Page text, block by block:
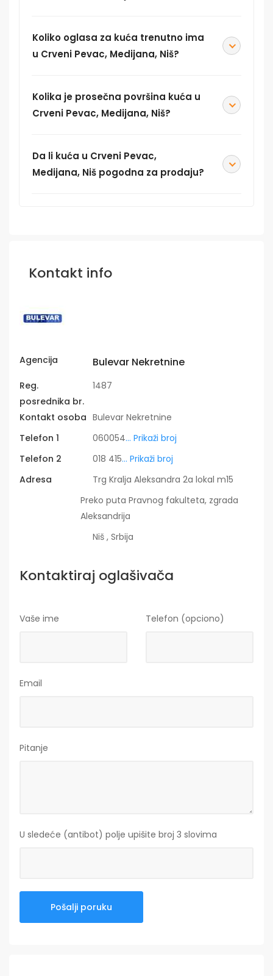
Koliko oglasa za kuća trenutno ima
u Crveni Pevac, Medijana, Niš?
Kolika je prosečna površina kuća u
Crveni Pevac, Medijana, Niš?
Da li kuća u Crveni Pevac,
Medijana, Niš pogodna za prodaju?
Kontakt info
Agencija Bulevar Nekretnine
Reg.
posrednika br.
1487
Kontakt osoba Bulevar Nekretnine
Telefon 1
060054... Prikaži broj
Telefon 2
018 415... Prikaži broj
Adresa
Trg Kralja Aleksandra 2a lokal m15
Preko puta Pravnog fakulteta, zgrada
Aleksandrija
Niš , Srbija
Kontaktiraj oglašivača
Vaše ime Telefon (opciono)
Email
Pitanje
U sledeće (antibot) polje upišite broj 3 slovima